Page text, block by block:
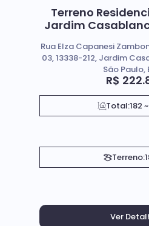
Terreno
Jardim
R$
Rua Elza Capanesi
03, 13338-212, Jardim
São Paulo,
Total:182
Terreno: